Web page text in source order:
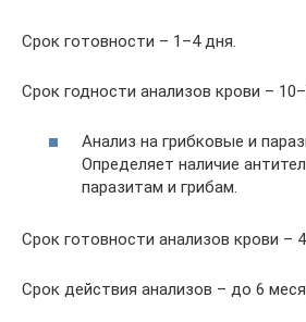
Срок готовности – 1–4 дня.
Срок годности анализов крови –
Анализ на грибковые и
Определяет наличие
паразитам и грибам.
Срок готовности анализов крови –
Срок действия анализов – до 6